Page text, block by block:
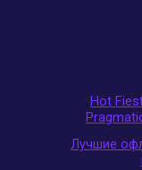
Hot
Лучшие